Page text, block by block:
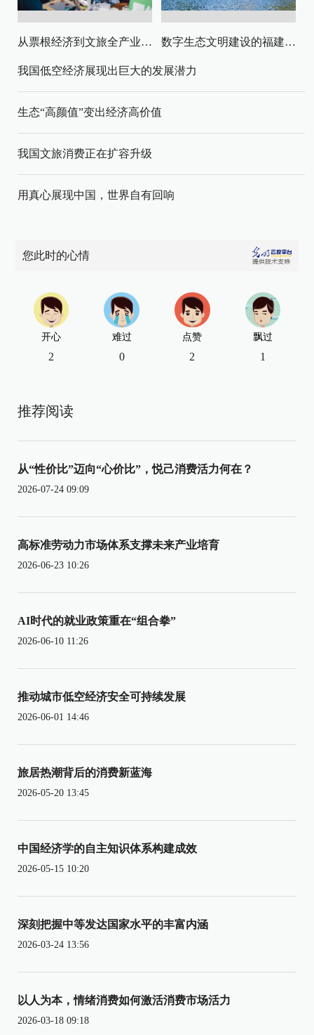
从票根经济到文旅全产业链升级 数字生态文明建设的福建路径与启示
我国低空经济展现出巨大的发展潜力
生态“高颜值”变出经济高价值
我国文旅消费正在扩容升级
用真心展现中国，世界自有回响
您此时的心情
开心
2
难过
0
点赞
2
飘过
1
推荐阅读
从“性价比”迈向“心价比”，悦己消费活力何在？
2026-07-24 09:09
高标准劳动力市场体系支撑未来产业培育
2026-06-23 10:26
AI时代的就业政策重在“组合拳”
2026-06-10 11:26
推动城市低空经济安全可持续发展
2026-06-01 14:46
旅居热潮背后的消费新蓝海
2026-05-20 13:45
中国经济学的自主知识体系构建成效
2026-05-15 10:20
深刻把握中等发达国家水平的丰富内涵
2026-03-24 13:56
以人为本，情绪消费如何激活消费市场活力
2026-03-18 09:18